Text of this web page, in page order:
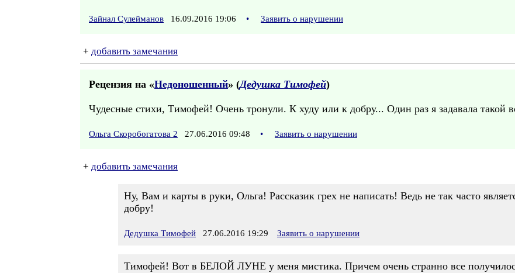
Зайнал Сулейманов 16.09.2016 19:06 • Заявить о нарушении
+ добавить замечания
Рецензия на «Недоношенный» (Дедушка Тимофей)
Чудесные стихи, Тимофей! Очень тронули. К худу или к добру... Один раз я задавала такой
Ольга Скоробогатова 2 27.06.2016 09:48 • Заявить о нарушении
+ добавить замечания
Ну, Вам и карты в руки, Ольга! Рассказик грех не написать! Ведь не так часто
добру!
Дедушка Тимофей 27.06.2016 19:29 Заявить о нарушении
Тимофей! Вот в БЕЛОЙ ЛУНЕ у меня мистика. Причем очень странно все